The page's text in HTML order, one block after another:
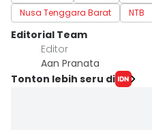
Nusa Tenggara Barat
NTB
Editorial Team
Editor
Aan Pranata
Tonton lebih seru di